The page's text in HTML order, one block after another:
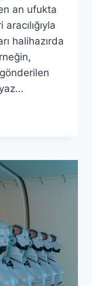
an ufukta
halihazırda